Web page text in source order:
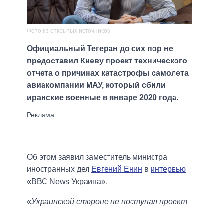
Фото из открытых источников
Официальный Тегеран до сих пор не
предоставил Киеву проект технического
отчета о причинах катастрофы самолета
авиакомпании МАУ, который сбили
иранские военные в январе 2020 года.
Об этом заявил заместитель министра
иностранных дел Евгений Енин в интервью
«ВВС News Украина».
«Украинской стороне не поступал проект